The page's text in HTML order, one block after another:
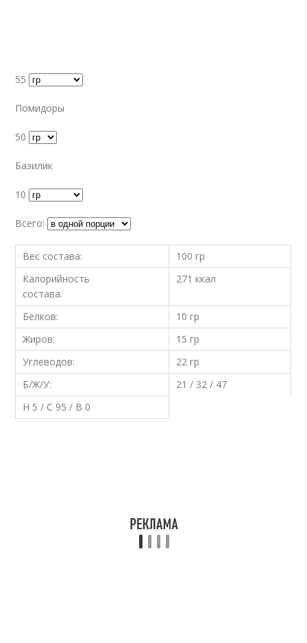
55
Помидоры
50
Базилик
10
Всего:
Вес состава:
100 гр
Калорийность
состава:
271 ккал
Белков:
10 гр
Жиров:
15 гр
Углеводов:
22 гр
Б/Ж/У:
21 / 32 / 47
Н 5 / С 95 / В 0